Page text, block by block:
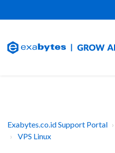
Exabytes.co.id Support Portal
VPS Linux